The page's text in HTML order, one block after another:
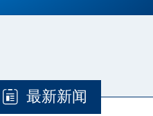
最新新闻